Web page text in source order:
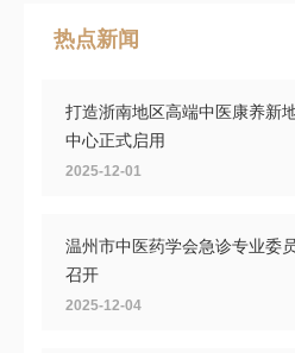
热点新闻
打造浙南地区高端中医康养新
中心正式启用
2025-12-01
温州市中医药学会急诊专业委
召开
2025-12-04